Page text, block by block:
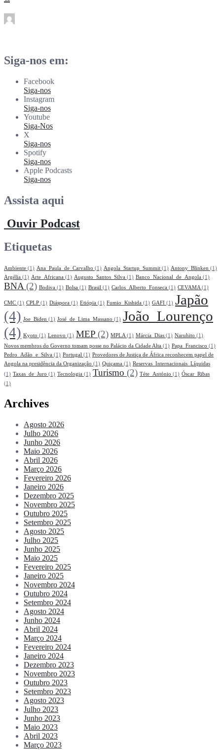
Siga-nos em:
Facebook
Siga-nos
Instagram
Siga-nos
Youtube
Siga-Nos
X
Siga-nos
Spotify
Siga-nos
Apple Podcasts
Siga-nos
Assista aqui
Ouvir Podcast
Etiquetas
Ambiente (1) Ana_Paula_de_Carvalho (1) Angola_Startup_Summit (1) Antony_Blinken (1)
Argélia (1) Arte_Africana (1) Augusto_Santos_Silva (1) Banco_Nacional_de_Angola (1)
BNA(2) Bodiva (1) Bolsa (1) Brasil (1) Carlos_Alberto_Fonseca (1) CEVAMA(1)
CMC (1) CPLP (1) Diáspora (1) Etiópia (1) Fumio_Kishida (1) GAFI (1) Japão
(4) Joe_Biden (1) José_de_Lima_Massano (1) João_Lourenço
(4) Kyoto (1) Lenovo (1) MEP (2) MPLA(1) Márcia_Dias (1) Naruhito (1)
Novos membros do Governo tomam posse no Palácio da Cidade Alta (1) Papa_Francisco (1)
Pedro_Adão_e_Silva (1) Portugal (1) Provedores de Justiça de África reconhecem papel de
Angola na presidência da Organização (1) Quiçama (1) Reservas_Internacionais_Líquidas
(1) Taxas_de_Juro (1) Tecnologia (1) Turismo (2) Téte_António (1) Óscar_Ribas
(1)
Archives
Agosto 2026
Julho 2026
Junho 2026
Maio 2026
Abril 2026
Março 2026
Fevereiro 2026
Janeiro 2026
Dezembro 2025
Novembro 2025
Outubro 2025
Setembro 2025
Agosto 2025
Julho 2025
Junho 2025
Maio 2025
Fevereiro 2025
Janeiro 2025
Novembro 2024
Outubro 2024
Setembro 2024
Agosto 2024
Junho 2024
Abril 2024
Março 2024
Fevereiro 2024
Janeiro 2024
Dezembro 2023
Novembro 2023
Outubro 2023
Setembro 2023
Agosto 2023
Julho 2023
Junho 2023
Maio 2023
Abril 2023
Março 2023